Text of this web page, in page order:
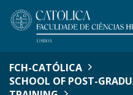
FCH-CATÓLICA
SCHOOL OF POST-